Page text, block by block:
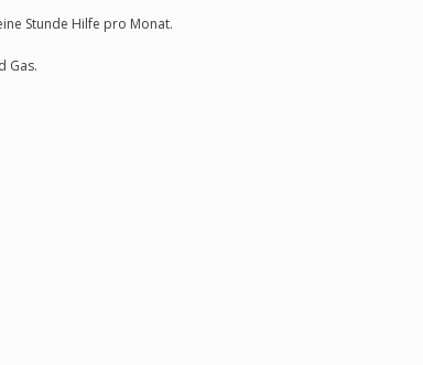
Stunde Hilfe pro Monat.
Gas.